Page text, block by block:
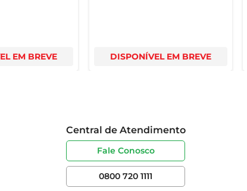
EM BREVE DISPONÍVEL EM BREVE
Central de Atendimento
Fale Conosco
0800 720 1111